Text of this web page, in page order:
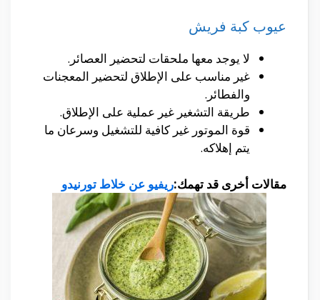
عيوب كبة فريش
لا يوجد معها ملحقات لتحضير العصائر.
غير مناسب على الإطلاق لتحضير المعجنات
والفطائر.
طريقة التشغير غير عملية على الإطلاق.
قوة الموتور غير كافية للتشغيل وسرعان ما
يتم إهلاكه.
مقالات أخرى قد تهمك:ريفيو عن خلاط تورنيدو